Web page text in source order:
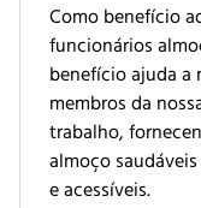
Como benefício
funcionários
benefício ajuda a
membros da
trabalho,
almoço
e acessíveis.